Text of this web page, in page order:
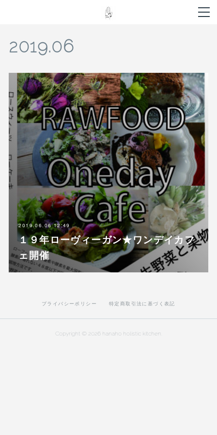
2019.06
2019.06.06 12:49
１９年ローヴィーガン★ワンデイカフ
ェ開催
プライバシーポリシー 特定商取引法に基づく表記
Copyright © 2026 hanaho holistic kitchen